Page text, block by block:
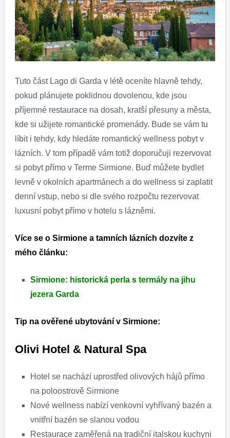
Tuto část Lago di Garda v létě oceníte hlavně tehdy,
pokud plánujete poklidnou dovolenou, kde jsou
příjemné restaurace na dosah, kratší přesuny a města,
kde si užijete romantické promenády. Bude se vám tu
líbit i tehdy, kdy hledáte romantický wellness pobyt v
lázních. V tom případě vám totiž doporučuji rezervovat
si pobyt přímo v Terme Sirmione. Buď můžete bydlet
levně v okolních apartmánech a do wellness si zaplatit
denní vstup, nebo si dle svého rozpočtu rezervovat
luxusní pobyt přímo v hotelu s lázněmi.
Více se o Sirmione a tamních lázních dozvíte z
mého článku:
Sirmione: historická perla s termály na jihu
jezera Garda
Tip na ověřené ubytování v Sirmione:
Olivi Hotel & Natural Spa
Hotel se nachází uprostřed olivových hájů přímo
na poloostrově Sirmione
Nové wellness nabízí venkovní vyhřívaný bazén a
vnitřní bazén se slanou vodou
Restaurace zaměřená na tradiční italskou kuchyni